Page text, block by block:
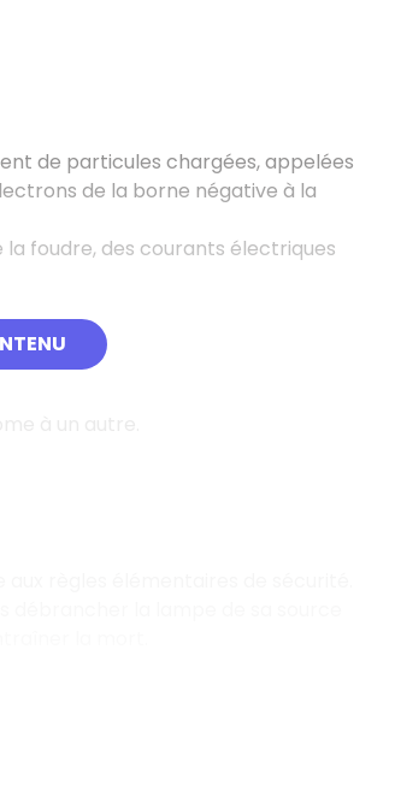
de particules chargées, appelées
de la borne négative à la
foudre, des courants électriques